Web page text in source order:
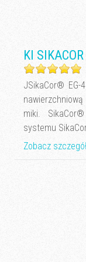
KI
JSikaCor® EG-
miki.
systemu
Zobacz